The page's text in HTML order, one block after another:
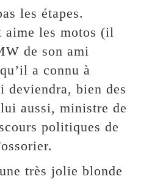
les étapes.
aime les motos (il
de son ami
a connu à
deviendra, bien des
aussi, ministre de
politiques de
très jolie blonde